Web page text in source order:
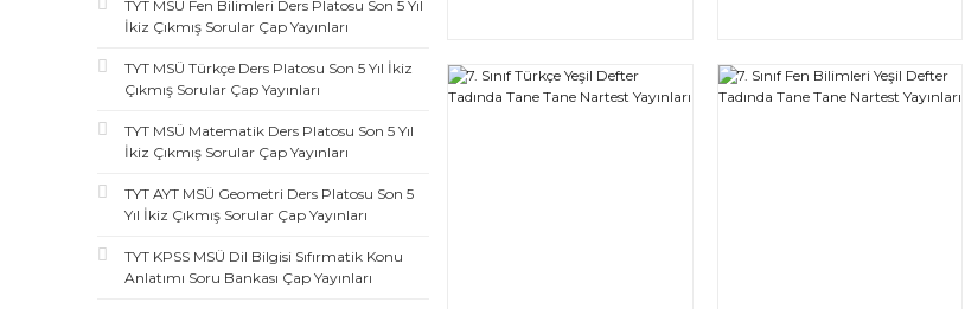
TYT MSÜ Fen Bilimleri Ders Platosu Son 5 Yıl
İkiz Çıkmış Sorular Çap Yayınları
TYT MSÜ Türkçe Ders Platosu Son 5 Yıl İkiz
Çıkmış Sorular Çap Yayınları
TYT MSÜ Matematik Ders Platosu Son 5 Yıl
İkiz Çıkmış Sorular Çap Yayınları
TYT AYT MSÜ Geometri Ders Platosu Son 5
Yıl İkiz Çıkmış Sorular Çap Yayınları
TYT KPSS MSÜ Dil Bilgisi Sıfırmatik Konu
Anlatımı Soru Bankası Çap Yayınları